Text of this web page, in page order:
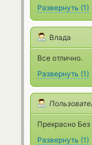
Развернуть (1)
Влада
Все отлично.
Развернуть (1)
Прекрасно
Развернуть (1)